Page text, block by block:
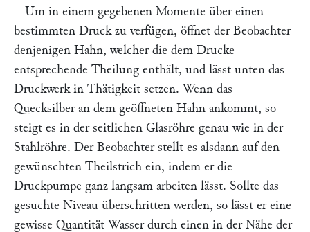
Um in einem gegebenen Momente über einen
bestimmten Druck zu verfügen, öffnet der Beobachter
denjenigen Hahn, welcher die dem Drucke
entsprechende Theilung enthält, und lässt unten das
Druckwerk in Thätigkeit setzen. Wenn das
Quecksilber an dem geöffneten Hahn ankommt, so
steigt es in der seitlichen Glasröhre genau wie in der
Stahlröhre. Der Beobachter stellt es alsdann auf den
gewünschten Theilstrich ein, indem er die
Druckpumpe ganz langsam arbeiten lässt. Sollte das
gesuchte Niveau überschritten werden, so lässt er eine
gewisse Quantität Wasser durch einen in der Nähe der